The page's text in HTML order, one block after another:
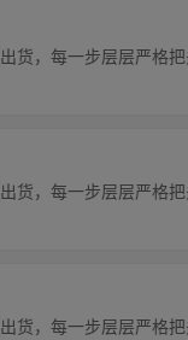
货，每一步层层严格
货，每一步层层严格
货，每一步层层严格